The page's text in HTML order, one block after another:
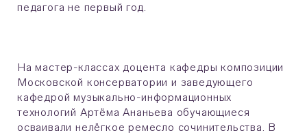
педагога не первый год.
На мастер-классах доцента кафедры композиции
Московской консерватории и заведующего
кафедрой музыкально-информационных
технологий Артёма Ананьева обучающиеся
осваивали нелёгкое ремесло сочинительства. В